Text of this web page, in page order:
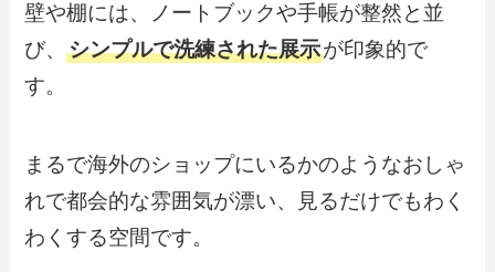
壁や棚には、ノートブックや手帳が整然と並
び、シンプルで洗練された展示が印象的で
す。
まるで海外のショップにいるかのようなおしゃ
れで都会的な雰囲気が漂い、見るだけでもわく
わくする空間です。